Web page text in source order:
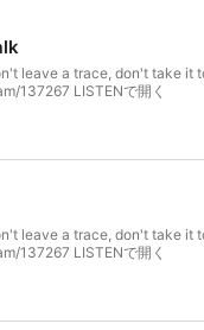
leave a trace, don't take
ます。 Host https://radiotalk.jp/program/137267 LISTENで開く
leave a trace, don't take
ます。 Host https://radiotalk.jp/program/137267 LISTENで開く